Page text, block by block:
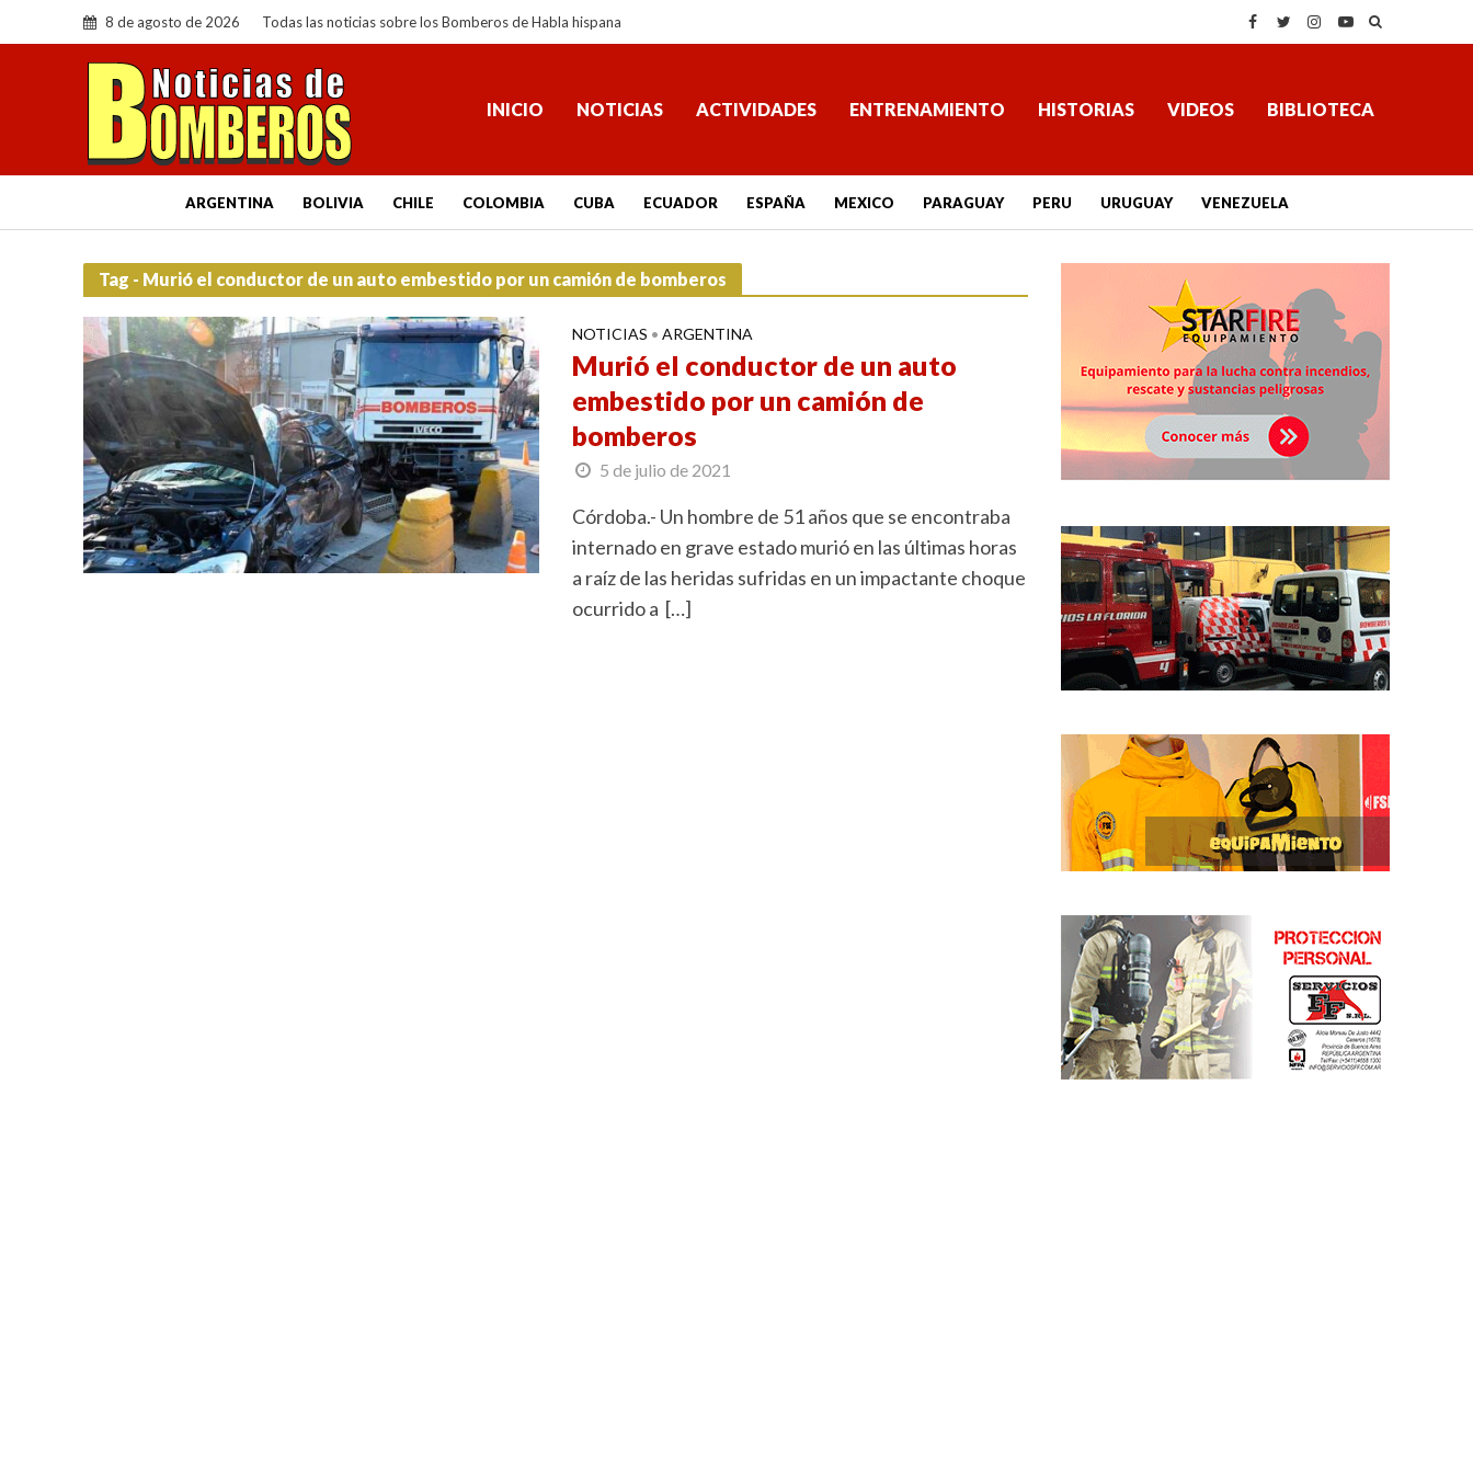
8 de agosto de 2026 Todas las noticias sobre los Bomberos de Habla hispana
INICIO NOTICIAS ACTIVIDADES ENTRENAMIENTO HISTORIAS VIDEOS BIBLIOTECA
ARGENTINA BOLIVIA CHILE COLOMBIA CUBA ECUADOR ESPAÑA MEXICO PARAGUAY PERU URUGUAY VENEZUELA
Tag - Murió el conductor de un auto embestido por un camión de bomberos
NOTICIAS • ARGENTINA
Murió el conductor de un auto
embestido por un camión de
bomberos
5 de julio de 2021
Córdoba.- Un hombre de 51 años que se encontraba
internado en grave estado murió en las últimas horas
a raíz de las heridas sufridas en un impactante choque
ocurrido a […]